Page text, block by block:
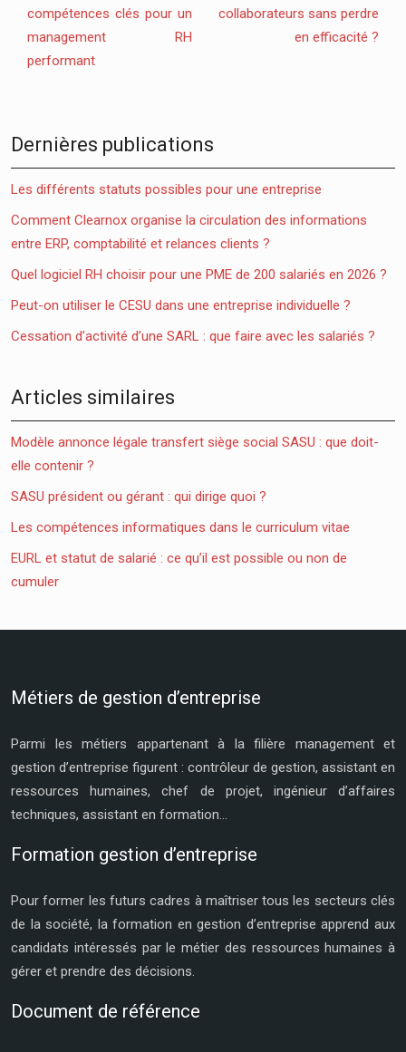
compétences clés pour un
management RH
performant
collaborateurs sans perdre
en efficacité ?
Dernières publications
Les différents statuts possibles pour une entreprise
Comment Clearnox organise la circulation des informations
entre ERP, comptabilité et relances clients ?
Quel logiciel RH choisir pour une PME de 200 salariés en 2026 ?
Peut-on utiliser le CESU dans une entreprise individuelle ?
Cessation d’activité d’une SARL : que faire avec les salariés ?
Articles similaires
Modèle annonce légale transfert siège social SASU : que doit-
elle contenir ?
SASU président ou gérant : qui dirige quoi ?
Les compétences informatiques dans le curriculum vitae
EURL et statut de salarié : ce qu’il est possible ou non de
cumuler
Métiers de gestion d’entreprise
Parmi les métiers appartenant à la filière management et
gestion d’entreprise figurent : contrôleur de gestion, assistant en
ressources humaines, chef de projet, ingénieur d’affaires
techniques, assistant en formation…
Formation gestion d’entreprise
Pour former les futurs cadres à maîtriser tous les secteurs clés
de la société, la formation en gestion d’entreprise apprend aux
candidats intéressés par le métier des ressources humaines à
gérer et prendre des décisions.
Document de référence